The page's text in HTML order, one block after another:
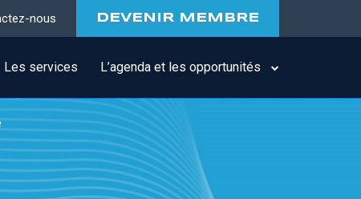
nous DEVENIR MEMBRE
Les services L’agenda et les opportunités